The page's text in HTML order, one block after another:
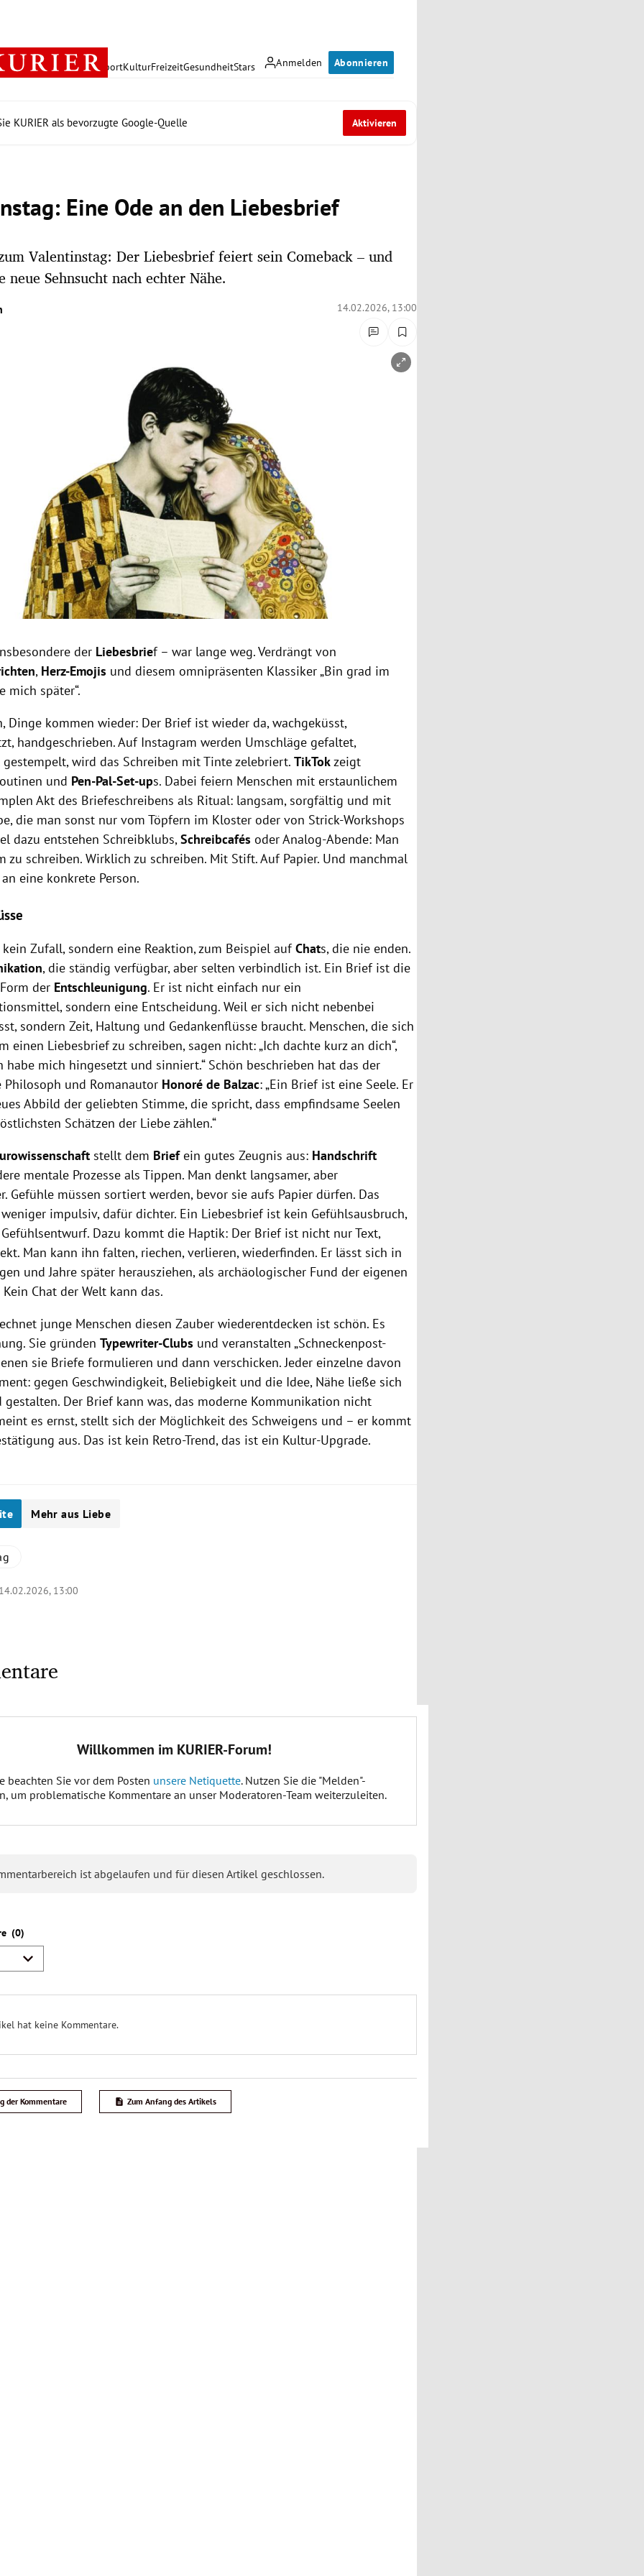
Anmelden Abonnieren
PolitikWirtschaft SportKulturFreizeitGesundheitStars
KURIER als bevorzugte Google-Quelle Aktivieren
Eine Ode an den Liebesbrief
Valentinstag: Der Liebesbrief feiert sein Comeback – und
Sehnsucht nach echter Nähe.
14.02.2026, 13:00
der Liebesbrief – war lange weg. Verdrängt von
, Herz-Emojis und diesem omnipräsenten Klassiker „Bin grad im
mich später“.
Dinge kommen wieder: Der Brief ist wieder da, wachgeküsst,
handgeschrieben. Auf Instagram werden Umschläge gefaltet,
gestempelt, wird das Schreiben mit Tinte zelebriert.TikTokzeigt
und Pen-Pal-Set-ups. Dabei feiern Menschen mit erstaunlichem
Akt des Briefeschreibens als Ritual: langsam, sorgfältig und mit
die man sonst nur vom Töpfern im Kloster oder von Strick-Workshops
dazu entstehen Schreibklubs,Schreibcafésoder Analog-Abende: Man
zu schreiben. Wirklich zu schreiben. Mit Stift. Auf Papier. Und manchmal
eine konkrete Person.
Zufall, sondern eine Reaktion, zum Beispiel aufChats, die nie enden.
, die ständig verfügbar, aber selten verbindlich ist. Ein Brief ist die
der Entschleunigung. Er ist nicht einfach nur ein
sondern eine Entscheidung. Weil er sich nicht nebenbei
sondern Zeit, Haltung und Gedankenflüsse braucht. Menschen, die sich
einen Liebesbrief zu schreiben, sagen nicht: „Ich dachte kurz an dich“,
habe mich hingesetzt und sinniert.“ Schön beschrieben hat das der
Philosoph und Romanautor Honoré de Balzac: „Ein Brief ist eine Seele. Er
Abbild der geliebten Stimme, die spricht, dass empfindsame Seelen
Schätzen der Liebe zählen.“
stellt dem Briefein gutes Zeugnis aus: Handschrift
mentale Prozesse als Tippen. Man denkt langsamer, aber
Gefühle müssen sortiert werden, bevor sie aufs Papier dürfen. Das
impulsiv, dafür dichter. Ein Liebesbrief ist kein Gefühlsausbruch,
Dazu kommt die Haptik: Der Brief ist nicht nur Text,
Man kann ihn falten, riechen, verlieren, wiederfinden. Er lässt sich in
und Jahre später herausziehen, als archäologischer Fund der eigenen
Chat der Welt kann das.
junge Menschen diesen Zauber wiederentdecken ist schön. Es
Sie gründenTypewriter-Clubs und veranstalten „Schneckenpost-
sie Briefe formulieren und dann verschicken. Jeder einzelne davon
gegen Geschwindigkeit, Beliebigkeit und die Idee, Nähe ließe sich
gestalten. Der Brief kann was, das moderne Kommunikation nicht
es ernst, stellt sich der Möglichkeit des Schweigens und – er kommt
aus. Das ist kein Retro-Trend, das ist ein Kultur-Upgrade.
Mehr aus Liebe
13:00